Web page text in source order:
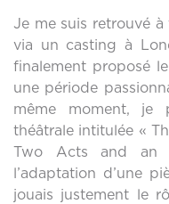
Je me suis retrouvé à
via un casting à
finalement proposé
une période
même moment, je
théâtrale intitulée «
Two Acts and an
l’adaptation d’une
jouais justement le